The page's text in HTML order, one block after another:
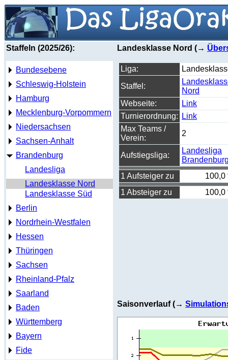
Staffeln (2025/26):
Bundesebene
Schleswig-Holstein
Hamburg
Mecklenburg-Vorpommern
Niedersachsen
Sachsen-Anhalt
Brandenburg
Landesliga
Landesklasse Nord
Landesklasse Süd
Berlin
Nordrhein-Westfalen
Hessen
Thüringen
Sachsen
Rheinland-Pfalz
Saarland
Baden
Württemberg
Bayern
Fide
Landesklasse Nord (→
Liga:
Staffel:
Nord
Webseite:
Link
Turnierordnung:
Link
Max Teams /
Verein:
2
Aufstiegsliga:
Landesliga
1 Aufsteiger zu
100,0
1 Absteiger zu
100,0
Saisonverlauf (→